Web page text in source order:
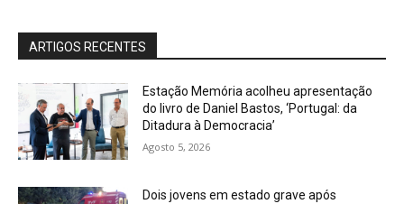
ARTIGOS RECENTES
Estação Memória acolheu apresentação
do livro de Daniel Bastos, ‘Portugal: da
Ditadura à Democracia’
Agosto 5, 2026
Dois jovens em estado grave após